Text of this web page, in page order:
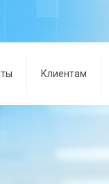
Клиентам